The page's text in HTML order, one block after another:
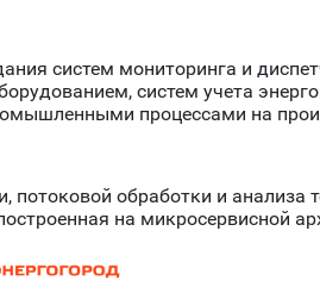
систем мониторинга и
систем учета
процессами на
потоковой обработки и анализа
на микросервисной